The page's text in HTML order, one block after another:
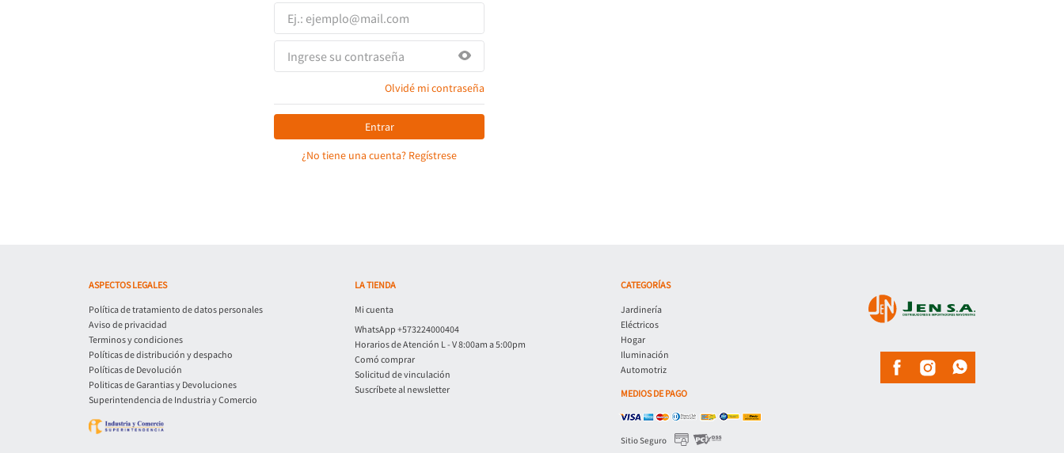
Olvidé mi contraseña
Entrar
¿No tiene una cuenta? Regístrese
ASPECTOS LEGALES
Política de tratamiento de datos personales
Aviso de privacidad
Terminos y condiciones
Políticas de distribución y despacho
Políticas de Devolución
Politicas de Garantias y Devoluciones
Superintendencia de Industria y Comercio
LA TIENDA
Mi cuenta
WhatsApp +573224000404
Horarios de Atención L - V 8:00am a 5:00pm
Comó comprar
Solicitud de vinculación
Suscríbete al newsletter
CATEGORÍAS
Jardinería
Eléctricos
Hogar
Iluminación
Automotriz
MEDIOS DE PAGO
Sitio Seguro